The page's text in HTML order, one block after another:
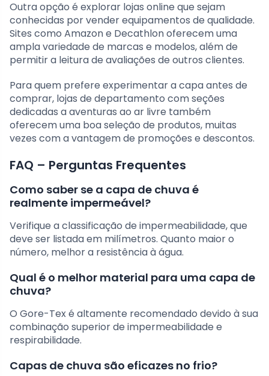
Outra opção é explorar lojas online que sejam
conhecidas por vender equipamentos de qualidade.
Sites como Amazon e Decathlon oferecem uma
ampla variedade de marcas e modelos, além de
permitir a leitura de avaliações de outros clientes.
Para quem prefere experimentar a capa antes de
comprar, lojas de departamento com seções
dedicadas a aventuras ao ar livre também
oferecem uma boa seleção de produtos, muitas
vezes com a vantagem de promoções e descontos.
FAQ – Perguntas Frequentes
Como saber se a capa de chuva é
realmente impermeável?
Verifique a classificação de impermeabilidade, que
deve ser listada em milímetros. Quanto maior o
número, melhor a resistência à água.
Qual é o melhor material para uma capa de
chuva?
O Gore-Tex é altamente recomendado devido à sua
combinação superior de impermeabilidade e
respirabilidade.
Capas de chuva são eficazes no frio?